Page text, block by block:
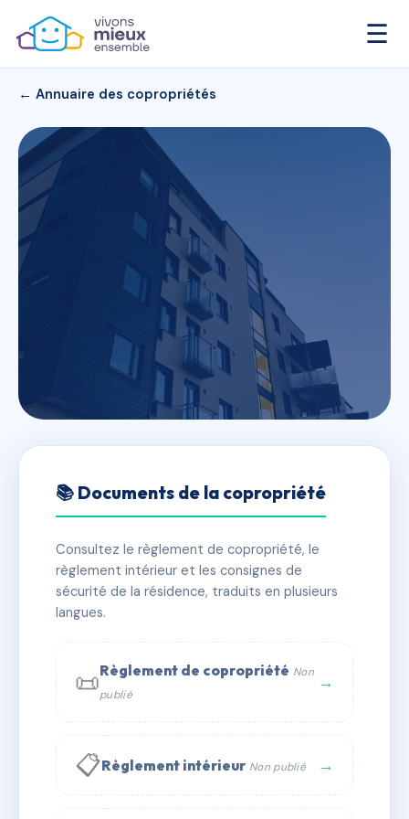
☰
← Annuaire des copropriétés
1 & 3 Rue de la Vivaraize
✓ Immatriculée 🏠 26 lots 🏗 2 bâtiment(s)
📞 Contacter Syndic Digital
📚 Documents de la copropriété
Consultez le règlement de copropriété, le
règlement intérieur et les consignes de
sécurité de la résidence, traduits en plusieurs
langues.
📜Règlement de copropriété Non
publié
→
📋Règlement intérieur Non publié →